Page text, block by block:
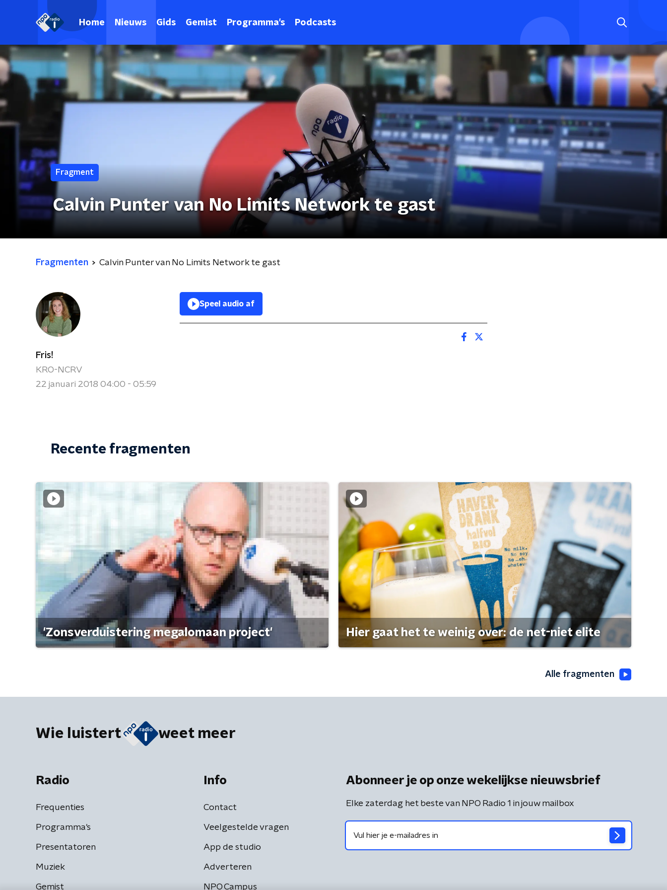
Home Nieuws Gids Gemist Programma's Podcasts
Fragment
Calvin Punter van No Limits Network te gast
Fragmenten Calvin Punter van No Limits Network te gast
Fris!
KRO-NCRV
22 januari 2018 04:00 - 05:59
Speel audio af
Recente fragmenten
'Zonsverduistering megalomaan project' Hier gaat het te weinig over: de net-niet elite
Alle fragmenten
Wie luistert weet meer
Radio
Frequenties
Programma's
Presentatoren
Muziek
Gemist
Info
Contact
Veelgestelde vragen
App de studio
Adverteren
NPO Campus
Abonneer je op onze wekelijkse nieuwsbrief
Elke zaterdag het beste van NPO Radio 1 in jouw mailbox